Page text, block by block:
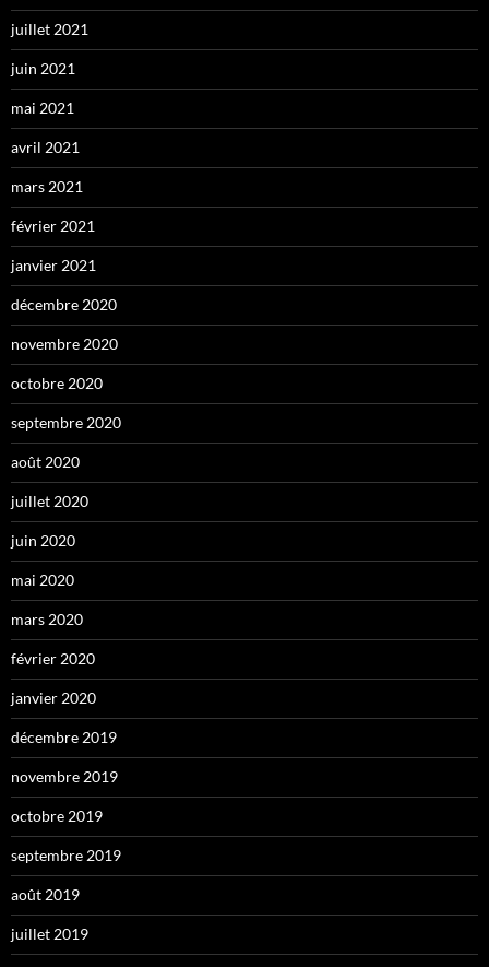
juillet 2021
juin 2021
mai 2021
avril 2021
mars 2021
février 2021
janvier 2021
décembre 2020
novembre 2020
octobre 2020
septembre 2020
août 2020
juillet 2020
juin 2020
mai 2020
mars 2020
février 2020
janvier 2020
décembre 2019
novembre 2019
octobre 2019
septembre 2019
août 2019
juillet 2019